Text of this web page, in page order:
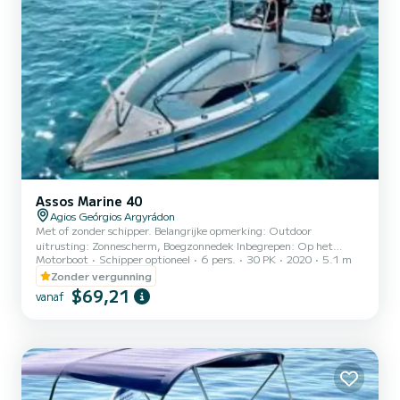
Assos Marine 40
Agios Geórgios Argyrádon
Met of zonder schipper. Belangrijke opmerking: Outdoor
uitrusting: Zonnescherm, Boegzonnedek Inbegrepen: Op het
water/onderwater flippers, maskers en snorkels Totale lengte: 5.1m
Motor: 30/60pk Extra's: brandstof Deze boot heeft een capaciteit
van 6 personen. Indien u een schipper nodig heeft, kan de boot 5
personen + 1 schipper herbergen
Motorboot Schipper optioneel 6 pers. 30 PK 2020
5.1 m
Zonder vergunning
vanaf $69,21